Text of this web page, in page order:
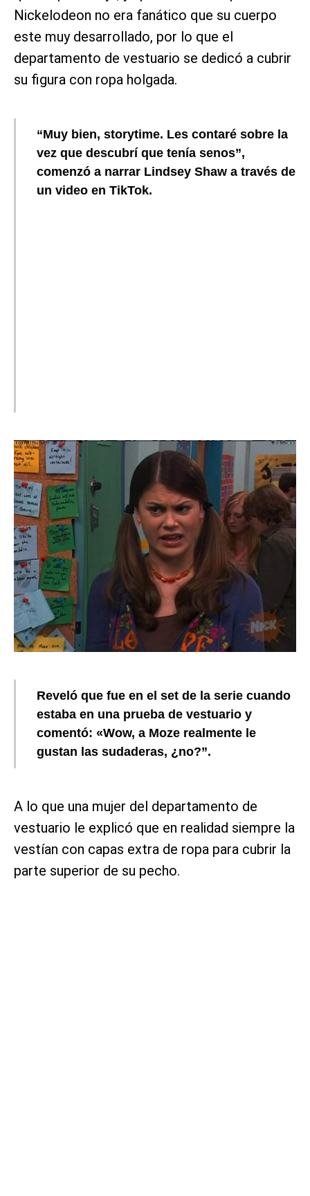
Nickelodeon no era fanático que su cuerpo
este muy desarrollado, por lo que el
departamento de vestuario se dedicó a cubrir
su figura con ropa holgada.
“Muy bien, storytime. Les contaré sobre la
vez que descubrí que tenía senos”,
comenzó a narrar Lindsey Shaw a través de
un video en TikTok.
Reveló que fue en el set de la serie cuando
estaba en una prueba de vestuario y
comentó: «Wow, a Moze realmente le
gustan las sudaderas, ¿no?”.
A lo que una mujer del departamento de
vestuario le explicó que en realidad siempre la
vestían con capas extra de ropa para cubrir la
parte superior de su pecho.